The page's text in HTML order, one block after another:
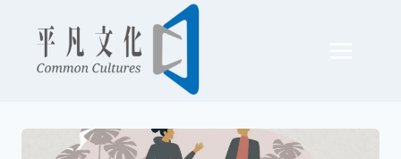
content